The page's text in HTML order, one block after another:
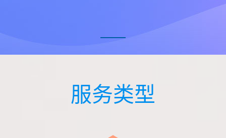
服务类型